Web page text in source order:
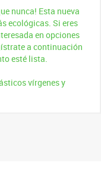
nunca! Esta nueva
ecológicas. Si eres
en opciones
a continuación
esté lista.
vírgenes y